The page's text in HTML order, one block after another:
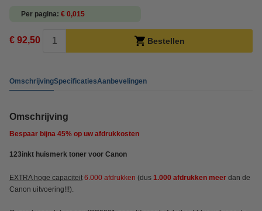
Per pagina € 0,015
€ 92,50 Bestellen
OmschrijvingSpecificatiesAanbevelingen
Omschrijving
Bespaar bijna 45% op uw afdrukkosten
123inkt huismerk toner voor Canon
EXTRA hoge capaciteit 6.000 afdrukken (dus 1.000 afdrukken meer dan de
Canon uitvoering!!!).